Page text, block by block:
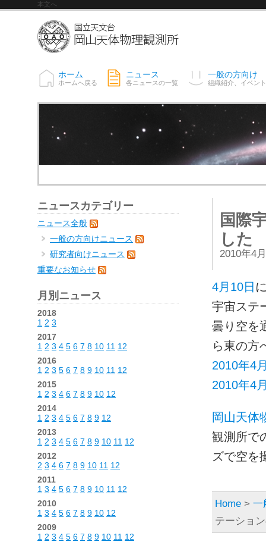
本文へ
ホーム
ホームへ戻る
ニュース
各ニュースの一覧
一般の方向け
組織紹介、イベン
国際
した
2010年4
4月10日
宇宙ステ
曇り空を
ら東の方
2010年4
2010年4
岡山天体
観測所で
ズで空を
Home > 一
テーショ
ニュースカテゴリー
ニュース全般
一般の方向けニュース
研究者向けニュース
重要なお知らせ
月別ニュース
2018
1 2 3
2017
1 2 3 4 5 6 7 8 10 11 12
2016
1 2 3 5 6 7 8 9 10 11 12
2015
1 2 3 4 6 7 8 9 10 12
2014
1 2 3 4 5 6 7 8 9 12
2013
1 2 3 4 5 6 7 8 9 10 11 12
2012
2 3 4 6 7 8 9 10 11 12
2011
1 3 4 5 6 7 8 9 10 11 12
2010
1 3 4 5 6 7 8 9 10 12
2009
1 2 3 4 5 6 7 8 9 10 11 12